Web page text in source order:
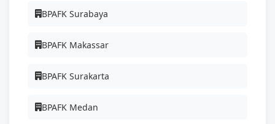
BPAFK Surabaya
BPAFK Makassar
BPAFK Surakarta
BPAFK Medan